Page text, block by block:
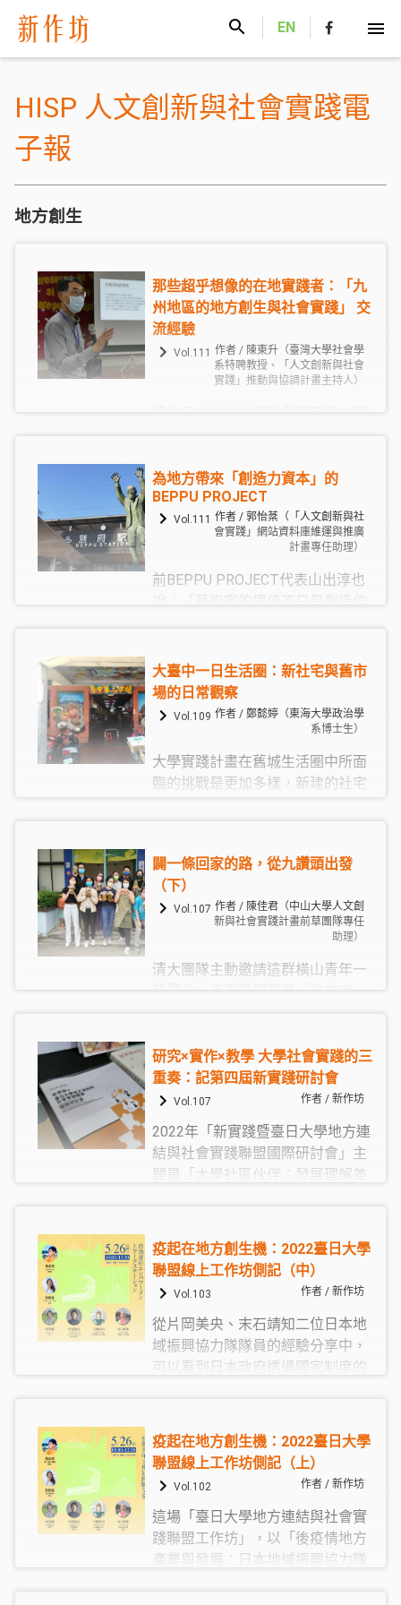
EN
HISP 人文創新與社會實踐電
子報
地方創生
那些超乎想像的在地實踐者：「九
州地區的地方創生與社會實踐」 交
流經驗
Vol.111 作者 / 陳東升（臺灣大學社會學
系特聘教授、「人文創新與社會
實踐」推動與協調計畫主持人）
經驗，還有從實作經驗萃取出來的
核心價值令人佩服。因為這次的經
驗，讓我感受到日本地方社會的深
度跟厚實的程度超乎我們的想像，
乎所有的受訪者，他都能去闡釋他
為地方帶來「創造力資本」的
BEPPU PROJECT
Vol.111 作者 / 郭怡棻（「人文創新與社
會實踐」網站資料庫維運與推廣
計畫專任助理）
前BEPPU PROJECT代表山出淳也
的進駐或移住，也能對於地方上的
居民、組織、企業、地方政府，帶
來新的刺激，這正是他們的價值之
大臺中一日生活圈：新社宅與舊市
場的日常觀察
Vol.109 作者 / 鄭懿婷（東海大學政治學
系博士生）
大學實踐計畫在舊城生活圈中所面
臨的挑戰是更加多樣，新建的社宅
體各有主張，要如何串聯合作、號
召更多具有在地情感認同的居民一
起參與公共事務？當地方政府對舊
區域的未來規劃與居民商家及大學
通，取得共識？
闢一條回家的路，從九讚頭出發
（下）
Vol.107 作者 / 陳佳君（中山大學人文創
新與社會實踐計畫前草團隊專任
助理）
清大團隊主動邀請這群橫山青年一
不一，但都會從在地「餐桌」出
發，一起品嚐以橫山友善食材料理
的各種餐點，討論彼此工作的狀況
車站空間，讓一個單純的車站搖身
一變成了時下最夯的「青創中
研究×實作×教學 大學社會實踐的三
重奏：記第四屆新實踐研討會
Vol.107 作者 / 新作坊
2022年「新實踐暨臺日大學地方連
結與社會實踐聯盟國際研討會」主
題是「大學社區伙伴：發展理解差
表內容，會發現大學的在地行動緊
密呼應臺灣社會的發展脈動，例如
探討大學在社會住宅、地方創生、
長期照顧等政策推動下的角色，以
及對於政策的省思和建議。同時，
也將實作經驗和既有理論及國際發
展趨勢進行對話。
疫起在地方創生機：2022臺日大學
聯盟線上工作坊側記（中）
Vol.103 作者 / 新作坊
從片岡美央、末石靖知二位日本地
域振興協力隊隊員的經驗分享中，
可以看到日本政府透過國家制度的
嶄新的觀點、刺激和人際連結，改
變當地原有運轉的模式；二來參與
的隊員不僅能一展長才，也能從在
地汲取養分，滋養自己的生活和生
命……
疫起在地方創生機：2022臺日大學
聯盟線上工作坊側記（上）
Vol.102 作者 / 新作坊
這場「臺日大學地方連結與社會實
踐聯盟工作坊」，以「後疫情地方
產業與發展：日本地域振興協力隊